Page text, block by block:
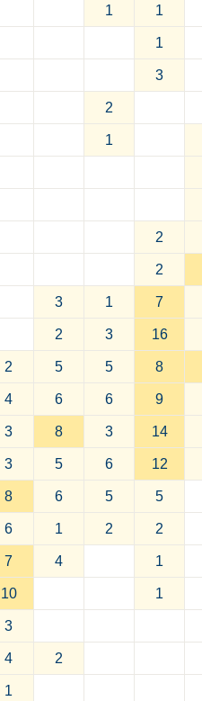
1 1
1
3
2
1
2
2
3 1 7
2 3 16
2 5 5 8
4 6 6 9
3 8 3 14
3 5 6 12
8 6 5 5
6 1 2 2
7 4 1
10 1
3
4 2
1